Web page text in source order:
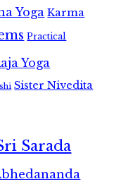
Yoga Karma
Practical
Yoga
Sister Nivedita
Sarada